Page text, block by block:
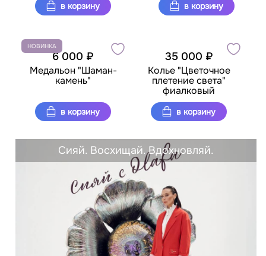
в корзину в корзину
НОВИНКА
6 000 ₽
Медальон "Шаман-
камень"
в корзину
35 000 ₽
Колье "Цветочное
плетение света"
фиалковый
в корзину
Сияй. Восхищай. Вдохновляй.